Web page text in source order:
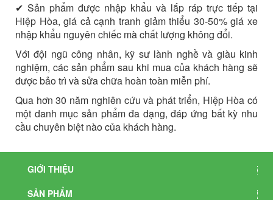
✔ Sản phẩm được nhập khẩu và lắp ráp trực tiếp tại
Hiệp Hòa, giá cả cạnh tranh giảm thiểu 30-50% giá xe
nhập khẩu nguyên chiếc mà chất lượng không đổi.
Với đội ngũ công nhân, kỹ sư lành nghề và giàu kinh
nghiệm, các sản phẩm sau khi mua của khách hàng sẽ
được bảo trì và sửa chữa hoàn toàn miễn phí.
Qua hơn 30 năm nghiên cứu và phát triển, Hiệp Hòa có
một danh mục sản phẩm đa dạng, đáp ứng bất kỳ nhu
cầu chuyên biệt nào của khách hàng.
GIỚI THIỆU
SẢN PHẨM